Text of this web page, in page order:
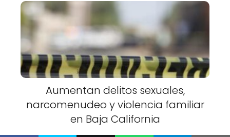
Aumentan delitos sexuales,
narcomenudeo y violencia familiar
en Baja California